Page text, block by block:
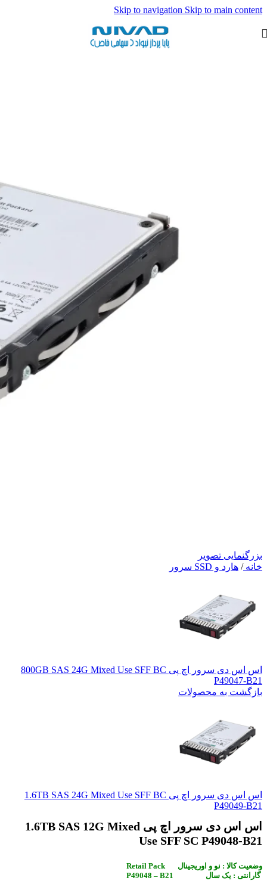
Skip to navigation Skip to main content
بزرگنمایی تصویر
خانه/ هارد و SSD سرور
اس اس دی سرور اچ پی 800GB SAS 24G Mixed Use SFF BC
P49047-B21
بازگشت به محصولات
اس اس دی سرور اچ پی 1.6TB SAS 24G Mixed Use SFF BC
P49049-B21
اس اس دی سرور اچ پی 1.6TB SAS 12G Mixed
Use SFF SC P49048-B21
Retail Pack وضعیت کالا : نو و اوریجینال
P49048 – B21 گارانتی : یک سال